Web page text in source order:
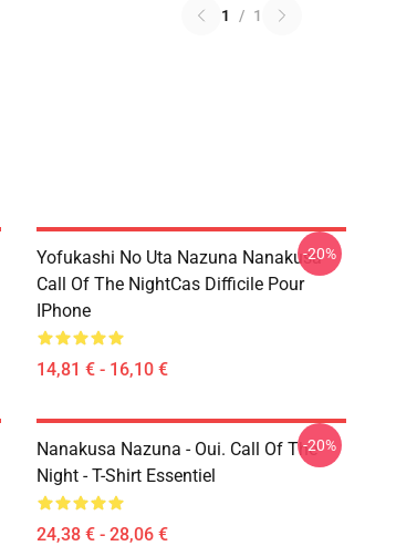
1 / 1
Yofukashi No Uta Nazuna Nanakusa
Call Of The NightCas Difficile Pour
IPhone
14,81 € - 16,10 €
-20%
Nanakusa Nazuna - Oui. Call Of The
Night - T-Shirt Essentiel
24,38 € - 28,06 €
-20%